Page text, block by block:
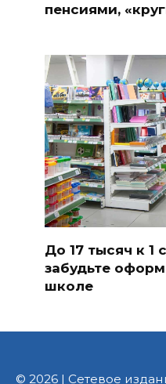
пенсиями,
До 17 тысяч к 1
забудьте
школе
© 2026 | Сетевое